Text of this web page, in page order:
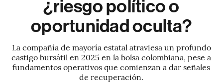
¿riesgo político o
oportunidad oculta?
La compañía de mayoría estatal atraviesa un profundo
castigo bursátil en 2025 en la bolsa colombiana, pese a
fundamentos operativos que comienzan a dar señales
de recuperación.